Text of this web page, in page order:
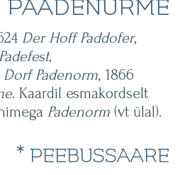
PAADENURME
Der Hoff Paddofer,
Padefest,
Dorf Padenorm, 1866
. Kaardil esmakordselt
Padenorm (vt ülal).
* PEEBUSSAARE